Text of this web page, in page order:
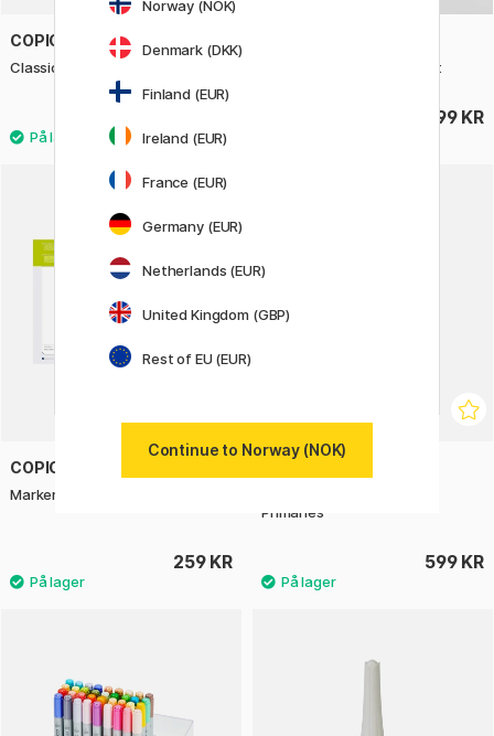
COPIC
Classic 12-set Neutral Gray Acrea Paint Marker 24-set
1599 KR
COPIC
Marker Pad A3-pad
259 KR
Primaries
599 KR
Norway (NOK)
Denmark (DKK)
Finland (EUR)
Ireland (EUR)
France (EUR)
Germany (EUR)
Netherlands (EUR)
United Kingdom (GBP)
Rest of EU (EUR)
Continue to Norway (NOK)